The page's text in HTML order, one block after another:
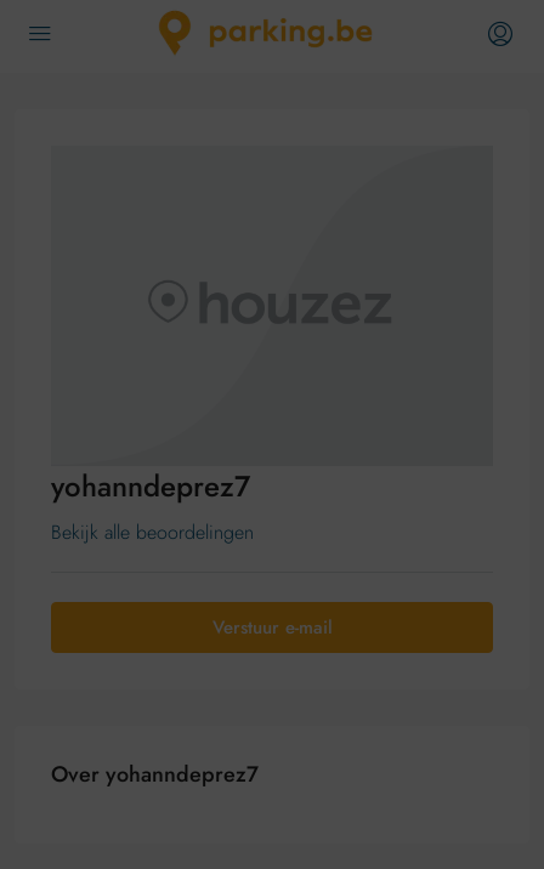
yohanndeprez7
Bekijk alle beoordelingen
Verstuur e-mail
Over yohanndeprez7